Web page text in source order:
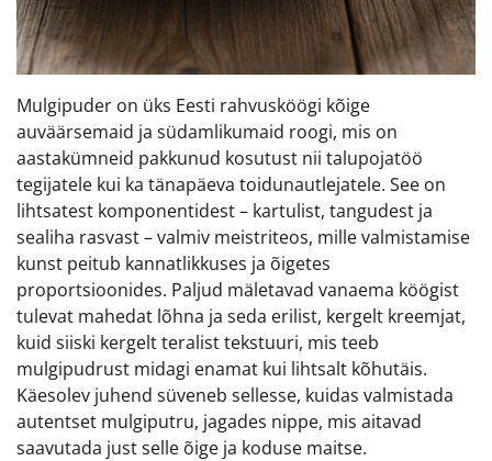
Mulgipuder on üks Eesti rahvusköögi kõige
auväärsemaid ja südamlikumaid roogi, mis on
aastakümneid pakkunud kosutust nii talupojatöö
tegijatele kui ka tänapäeva toidunautlejatele. See on
lihtsatest komponentidest – kartulist, tangudest ja
sealiha rasvast – valmiv meistriteos, mille valmistamise
kunst peitub kannatlikkuses ja õigetes
proportsioonides. Paljud mäletavad vanaema köögist
tulevat mahedat lõhna ja seda erilist, kergelt kreemjat,
kuid siiski kergelt teralist tekstuuri, mis teeb
mulgipudrust midagi enamat kui lihtsalt kõhutäis.
Käesolev juhend süveneb sellesse, kuidas valmistada
autentset mulgiputru, jagades nippe, mis aitavad
saavutada just selle õige ja koduse maitse.